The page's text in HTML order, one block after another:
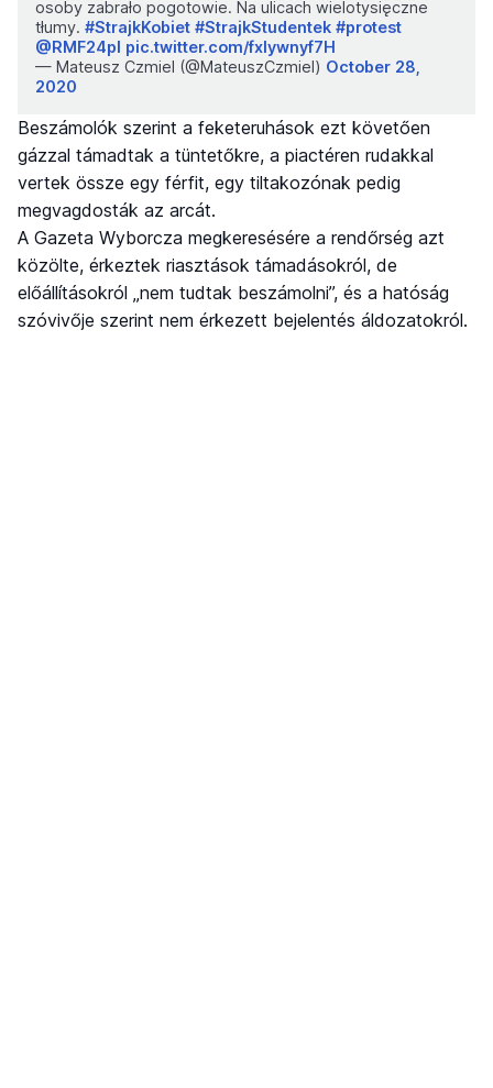
osoby zabrało pogotowie. Na ulicach wielotysięczne
tłumy. #StrajkKobiet #StrajkStudentek #protest
@RMF24pl pic.twitter.com/fxlywnyf7H
— Mateusz Czmiel (@MateuszCzmiel) October 28,
2020
Beszámolók szerint a feketeruhások ezt követően
gázzal támadtak a tüntetőkre, a piactéren rudakkal
vertek össze egy férfit, egy tiltakozónak pedig
megvagdosták az arcát.
A Gazeta Wyborcza megkeresésére a rendőrség azt
közölte, érkeztek riasztások támadásokról, de
előállításokról „nem tudtak beszámolni”, és a hatóság
szóvivője szerint nem érkezett bejelentés áldozatokról.